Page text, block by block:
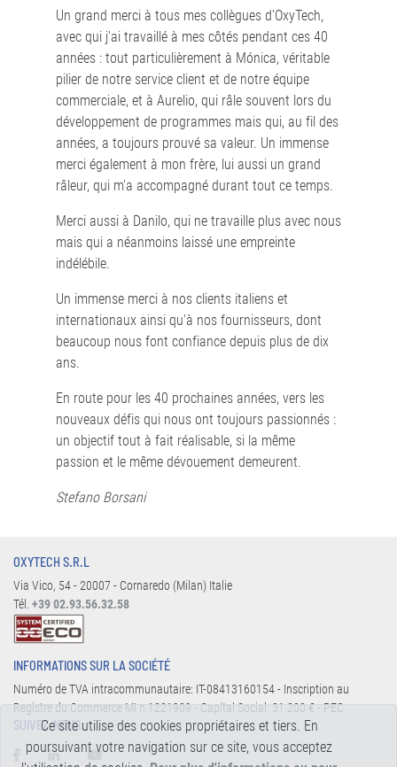
Un grand merci à tous mes collègues d'OxyTech,
avec qui j'ai travaillé à mes côtés pendant ces 40
années : tout particulièrement à Mónica, véritable
pilier de notre service client et de notre équipe
commerciale, et à Aurelio, qui râle souvent lors du
développement de programmes mais qui, au fil des
années, a toujours prouvé sa valeur. Un immense
merci également à mon frère, lui aussi un grand
râleur, qui m'a accompagné durant tout ce temps.
Merci aussi à Danilo, qui ne travaille plus avec nous
mais qui a néanmoins laissé une empreinte
indélébile.
Un immense merci à nos clients italiens et
internationaux ainsi qu'à nos fournisseurs, dont
beaucoup nous font confiance depuis plus de dix
ans.
En route pour les 40 prochaines années, vers les
nouveaux défis qui nous ont toujours passionnés :
un objectif tout à fait réalisable, si la même
passion et le même dévouement demeurent.
Stefano Borsani
OXYTECH S.R.L
Via Vico, 54 - 20007 - Cornaredo (Milan) Italie
Tél. +39 02.93.56.32.58
INFORMATIONS SUR LA SOCIÉTÉ
Numéro de TVA intracommunautaire: IT-08413160154 - Inscription au
Registre du Commerce MI n.1221909 - Capital Social: 31.200 € - PEC
SUIVEZ-NOUS:
Ce site utilise des cookies propriétaires et tiers. En
poursuivant votre navigation sur ce site, vous acceptez